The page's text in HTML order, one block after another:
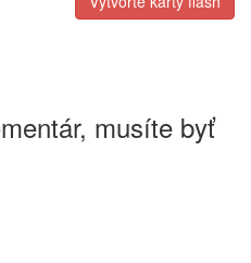
musíte byť